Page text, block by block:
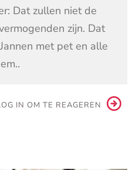
Dat zullen niet de
zijn. Dat
met pet en alle
IN OM TE REAGEREN